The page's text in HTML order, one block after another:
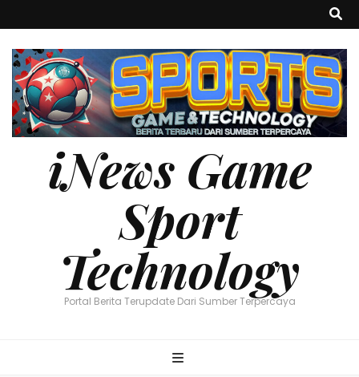
iNews Game
Sport
Technology
Portal Berita Terupdate Dari Sumber Terpercaya